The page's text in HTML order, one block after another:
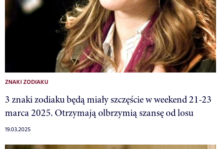
ZNAKI ZODIAKU
3 znaki zodiaku będą miały szczęście w weekend 21-23
marca 2025. Otrzymają olbrzymią szansę od losu
19.03.2025